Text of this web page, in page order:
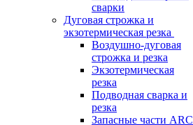
сварки
Дуговая строжка и
экзотермическая резка
Воздушно-дуговая
строжка и резка
Экзотермическая
резка
Подводная сварка и
резка
Запасные части ARC